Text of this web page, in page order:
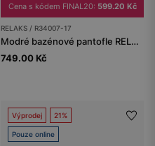
Cena s kódem FINAL20: 599.20 Kč
RELAKS / R34007-17
Modré bazénové pantofle RELAKS
749.00 Kč
Výprodej 21%
Pouze online